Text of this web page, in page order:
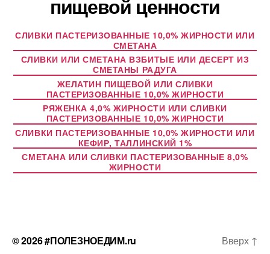
пищевой ценности
СЛИВКИ ПАСТЕРИЗОВАННЫЕ 10,0% ЖИРНОСТИ ИЛИ
СМЕТАНА
СЛИВКИ ИЛИ СМЕТАНА ВЗБИТЫЕ ИЛИ ДЕСЕРТ ИЗ
СМЕТАНЫ РАДУГА
ЖЕЛАТИН ПИЩЕВОЙ ИЛИ СЛИВКИ
ПАСТЕРИЗОВАННЫЕ 10,0% ЖИРНОСТИ
РЯЖЕНКА 4,0% ЖИРНОСТИ ИЛИ СЛИВКИ
ПАСТЕРИЗОВАННЫЕ 10,0% ЖИРНОСТИ
СЛИВКИ ПАСТЕРИЗОВАННЫЕ 10,0% ЖИРНОСТИ ИЛИ
КЕФИР, ТАЛЛИНСКИЙ 1%
СМЕТАНА ИЛИ СЛИВКИ ПАСТЕРИЗОВАННЫЕ 8,0%
ЖИРНОСТИ
© 2026#ПОЛЕЗНОЕДИМ.ru Вверх ↑